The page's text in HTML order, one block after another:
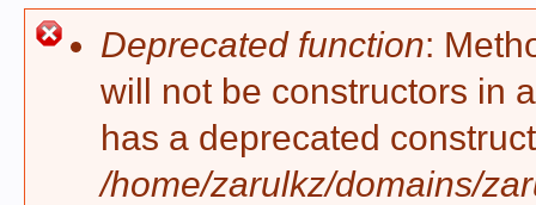
Error message
Deprecated function:
will not be constructors in
has a deprecated
/home/zarulkz/domains/